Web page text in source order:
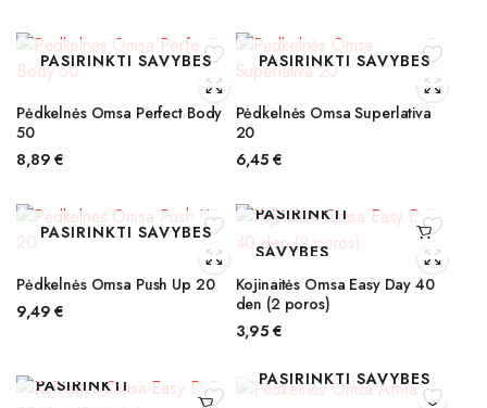
PASIRINKTI SAVYBES
Pėdkelnės Omsa Perfect Body
50
8,89€
PASIRINKTI SAVYBES
Pėdkelnės Omsa Superlativa
20
6,45 €
PASIRINKTI SAVYBES
Pėdkelnės Omsa Push Up 20
9,49€
PASIRINKTI
SAVYBES
Kojinaitės Omsa Easy Day 40
den (2 poros)
3,95 €
PASIRINKTI
PASIRINKTI SAVYBES